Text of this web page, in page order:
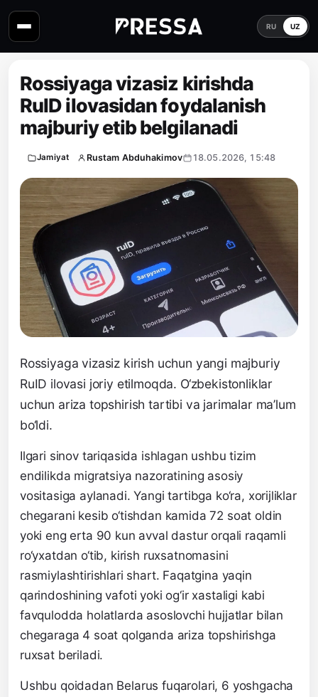
RU UZ
Rossiyaga vizasiz kirishda
RuID ilovasidan foydalanish
majburiy etib belgilanadi
Jamiyat Rustam Abduhakimov 18.05.2026, 15:48
Rossiyaga vizasiz kirish uchun yangi majburiy
RuID ilovasi joriy etilmoqda. O‘zbekistonliklar
uchun ariza topshirish tartibi va jarimalar ma’lum
bo‘ldi.
Ilgari sinov tariqasida ishlagan ushbu tizim
endilikda migratsiya nazoratining asosiy
vositasiga aylanadi. Yangi tartibga ko‘ra, xorijliklar
chegarani kesib o‘tishdan kamida 72 soat oldin
yoki eng erta 90 kun avval dastur orqali raqamli
ro‘yxatdan o‘tib, kirish ruxsatnomasini
rasmiylashtirishlari shart. Faqatgina yaqin
qarindoshining vafoti yoki og‘ir xastaligi kabi
favqulodda holatlarda asoslovchi hujjatlar bilan
chegaraga 4 soat qolganda ariza topshirishga
ruxsat beriladi.
Ushbu qoidadan Belarus fuqarolari, 6 yoshgacha